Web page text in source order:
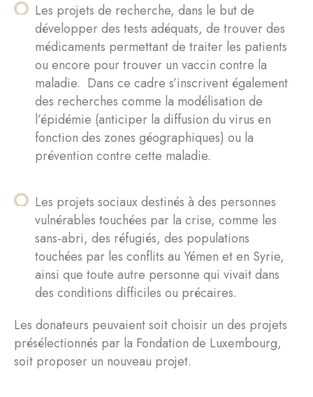
Les projets de recherche, dans le but de
développer des tests adéquats, de trouver des
médicaments permettant de traiter les patients
ou encore pour trouver un vaccin contre la
maladie. Dans ce cadre s’inscrivent également
des recherches comme la modélisation de
l’épidémie (anticiper la diffusion du virus en
fonction des zones géographiques) ou la
prévention contre cette maladie.
Les projets sociaux destinés à des personnes
vulnérables touchées par la crise, comme les
sans-abri, des réfugiés, des populations
touchées par les conflits au Yémen et en Syrie,
ainsi que toute autre personne qui vivait dans
des conditions difficiles ou précaires.
Les donateurs peuvaient soit choisir un des projets
présélectionnés par la Fondation de Luxembourg,
soit proposer un nouveau projet.